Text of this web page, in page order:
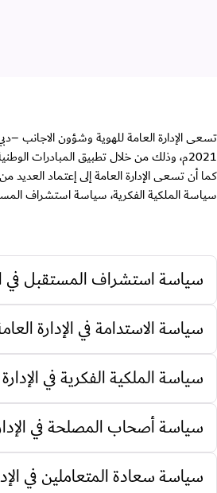
2021م، وذلك من خلال تطبيق المبادرات الوطنية المعتمدة من قبل مجلس الوزراء .
كما أن تسعى الإدارة العامة إلى إعتماد
سياسة الملكية الفكرية، سياسة استشراف
سياسة استشراف المستقبل في
سياسة الاستدامة في الإدارة
سياسة الملكية الفكرية في
سياسة أصحاب المصلحة في
سياسة سعادة المتعاملين في